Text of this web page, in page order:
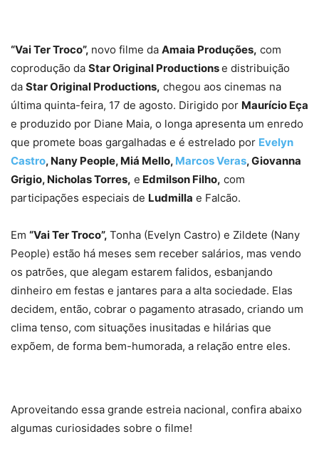
“Vai Ter Troco”, novo filme da Amaia Produções, com
coprodução da Star Original Productionse distribuição
da Star Original Productions, chegou aos cinemas na
última quinta-feira, 17 de agosto. Dirigido por Maurício Eça
e produzido por Diane Maia, o longa apresenta um enredo
que promete boas gargalhadas e é estrelado por Evelyn
Castro, Nany People, Miá Mello, Marcos Veras, Giovanna
Grigio, Nicholas Torres, e Edmilson Filho, com
participações especiais de Ludmilla e Falcão.
Em “Vai Ter Troco”, Tonha (Evelyn Castro) e Zildete (Nany
People) estão há meses sem receber salários, mas vendo
os patrões, que alegam estarem falidos, esbanjando
dinheiro em festas e jantares para a alta sociedade. Elas
decidem, então, cobrar o pagamento atrasado, criando um
clima tenso, com situações inusitadas e hilárias que
expõem, de forma bem-humorada, a relação entre eles.
Aproveitando essa grande estreia nacional, confira abaixo
algumas curiosidades sobre o filme!